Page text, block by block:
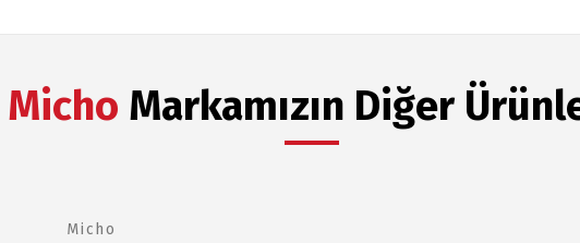
Micho Markamızın Diğer
Micho